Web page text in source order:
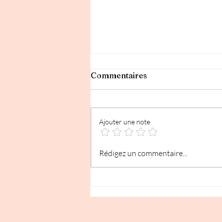
Villa Rosa Roubaix
Commentaires
Ajouter une note
Rédigez un commentaire...